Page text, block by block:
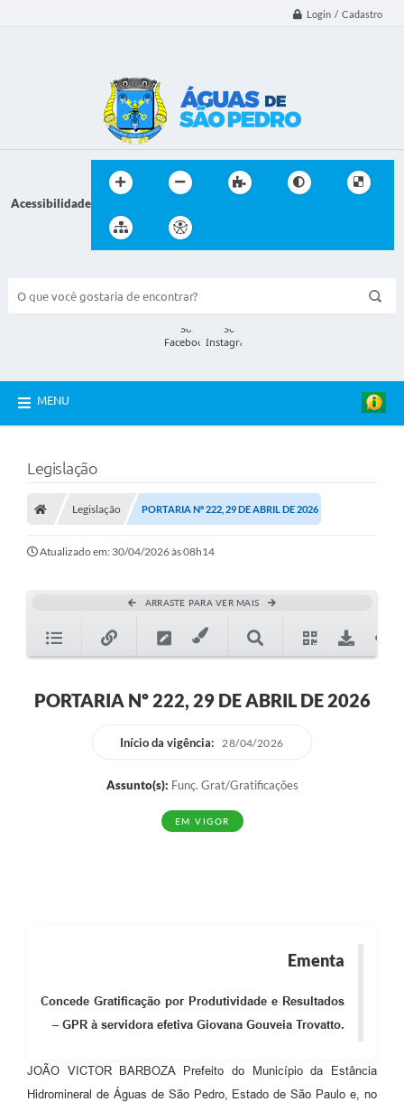
Login / Cadastro
Acessibilidade
MENU
Legislação
Legislação PORTARIA Nº 222, 29 DE ABRIL DE 2026
Atualizado em: 30/04/2026 às 08h14
ARRASTE PARA VER MAIS
PORTARIA Nº 222, 29 DE ABRIL DE 2026
Início da vigência: 28/04/2026
Assunto(s): Funç. Grat/Gratificações
EM VIGOR
Ementa
Concede Gratificação por Produtividade e Resultados
– GPR à servidora efetiva Giovana Gouveia Trovatto.
JOÃO VICTOR BARBOZA Prefeito do Município da Estância
Hidromineral de Águas de São Pedro, Estado de São Paulo e, no